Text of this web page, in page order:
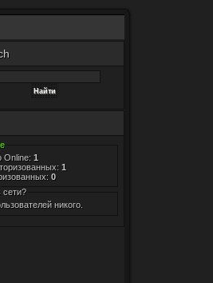
Online: 1
1
0
сети?
никого.